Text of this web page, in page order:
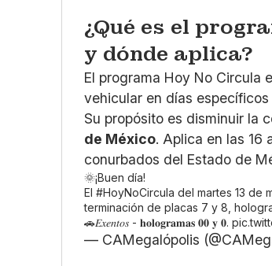
¿Qué es el
y dónde aplica?
El programa Hoy No Circula
vehicular en días
Su propósito es disminuir la
de México. Aplica en las 16
conurbados del Estado de
🌞¡Buen día!
El#HoyNoCircula del martes 13 de
terminación de placas 7 y 8,
🚗𝐸𝑥𝑒𝑛𝑡𝑜𝑠 - 𝐡𝐨𝐥𝐨𝐠𝐫𝐚𝐦𝐚𝐬 𝟎𝟎 𝐲 𝟎.
— CAMegalópolis